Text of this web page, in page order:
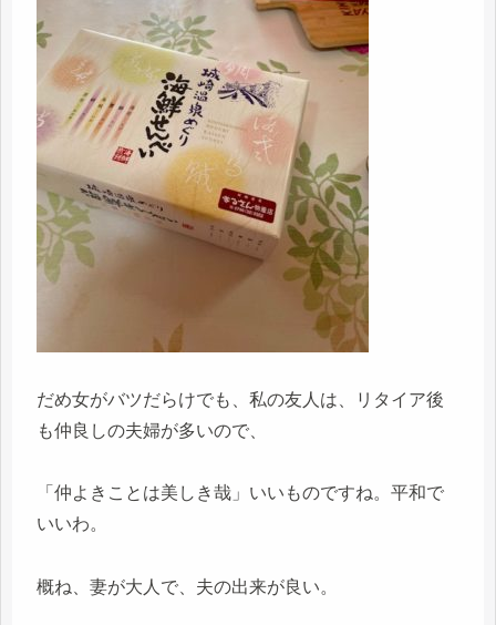
だめ女がバツだらけでも、私の友人は、リタイア後
も仲良しの夫婦が多いので、
「仲よきことは美しき哉」いいものですね。平和で
いいわ。
概ね、妻が大人で、夫の出来が良い。